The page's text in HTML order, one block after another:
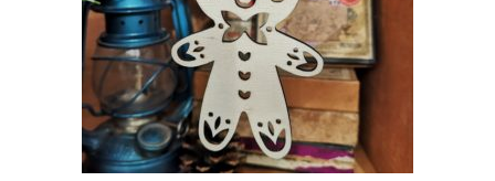
AJOUTER AU PANIER